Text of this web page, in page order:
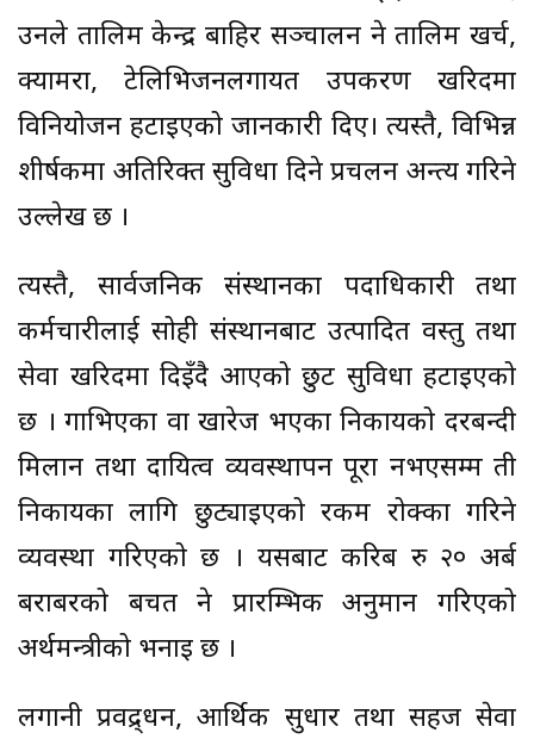
उनले तालिम केन्द्र बाहिर सञ्चालन हुने तालिम खर्च,
क्यामरा, टेलिभिजनलगायत उपकरण खरिदमा
विनियोजन हटाइएको जानकारी दिए। त्यस्तै, विभिन्न
शीर्षकमा अतिरिक्त सुविधा दिने प्रचलन अन्त्य गरिने
उल्लेख छ ।
त्यस्तै, सार्वजनिक संस्थानका पदाधिकारी तथा
कर्मचारीलाई सोही संस्थानबाट उत्पादित वस्तु तथा
सेवा खरिदमा दिइँदै आएको छुट सुविधा हटाइएको
छ । गाभिएका वा खारेज भएका निकायको दरबन्दी
मिलान तथा दायित्व व्यवस्थापन पूरा नभएसम्म ती
निकायका लागि छुट्याइएको रकम रोक्का गरिने
व्यवस्था गरिएको छ । यसबाट करिब रु २० अर्ब
बराबरको बचत हुने प्रारम्भिक अनुमान गरिएको
अर्थमन्त्रीको भनाइ छ ।
लगानी प्रवद्र्धन, आर्थिक सुधार तथा सहज सेवा